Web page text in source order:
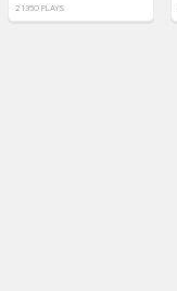
21350 PLAYS